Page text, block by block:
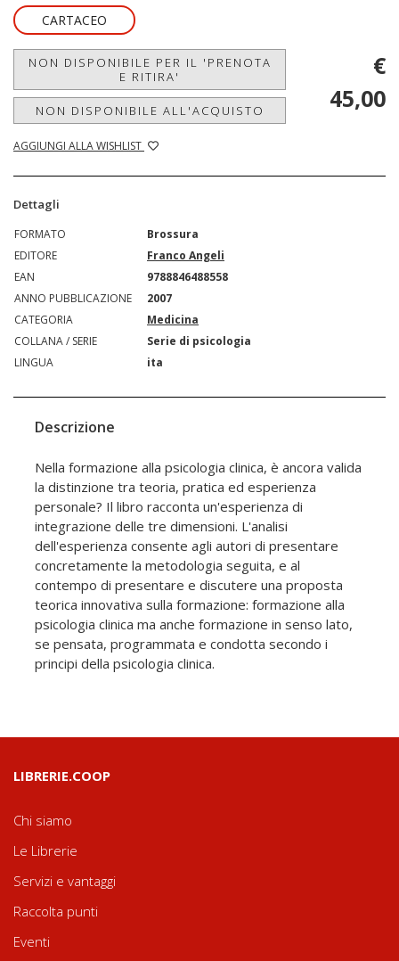
CARTACEO
NON DISPONIBILE PER IL 'PRENOTA
E RITIRA'
NON DISPONIBILE ALL'ACQUISTO
AGGIUNGI ALLA WISHLIST
€
45,00
Dettagli
FORMATO
Brossura
EDITORE
Franco Angeli
EAN
9788846488558
ANNO PUBBLICAZIONE
2007
CATEGORIA
Medicina
COLLANA / SERIE
Serie di psicologia
LINGUA
ita
Descrizione
Nella formazione alla psicologia clinica, è ancora valida
la distinzione tra teoria, pratica ed esperienza
personale? Il libro racconta un'esperienza di
integrazione delle tre dimensioni. L'analisi
dell'esperienza consente agli autori di presentare
concretamente la metodologia seguita, e al
contempo di presentare e discutere una proposta
teorica innovativa sulla formazione: formazione alla
psicologia clinica ma anche formazione in senso lato,
se pensata, programmata e condotta secondo i
principi della psicologia clinica.
LIBRERIE.COOP
Chi siamo
Le Librerie
Servizi e vantaggi
Raccolta punti
Eventi